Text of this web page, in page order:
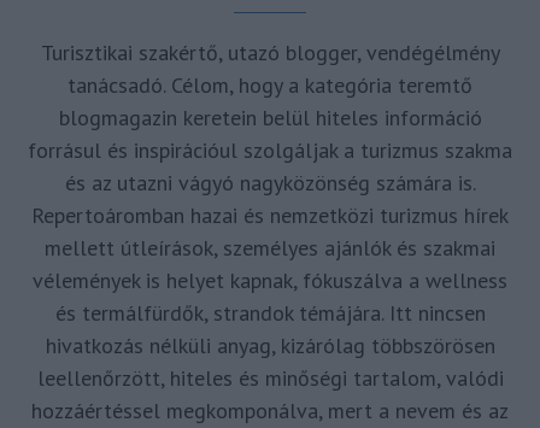
Turisztikai szakértő, utazó blogger, vendégélmény
tanácsadó. Célom, hogy a kategória teremtő
blogmagazin keretein belül hiteles információ
forrásul és inspirációul szolgáljak a turizmus szakma
és az utazni vágyó nagyközönség számára is.
Repertoáromban hazai és nemzetközi turizmus hírek
mellett útleírások, személyes ajánlók és szakmai
vélemények is helyet kapnak, fókuszálva a wellness
és termálfürdők, strandok témájára. Itt nincsen
hivatkozás nélküli anyag, kizárólag többszörösen
leellenőrzött, hiteles és minőségi tartalom, valódi
hozzáértéssel megkomponálva, mert a nevem és az